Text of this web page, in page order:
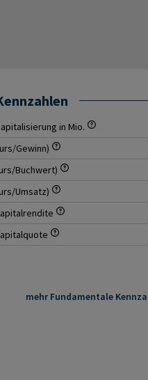
in Mio.
Gewinn)
Buchwert)
Umsatz)
mehr Fundamentale